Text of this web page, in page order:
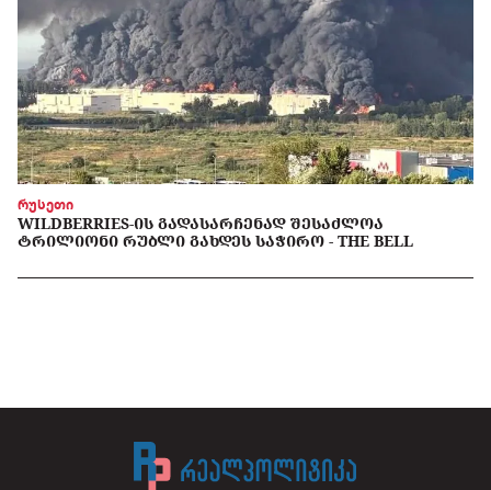
რუსეთი
WILDBERRIES-ᲘᲡ ᲒᲐᲓᲐᲡᲐᲠᲩᲔᲜᲐᲓ ᲨᲔᲡᲐᲫᲚᲝᲐ
ᲢᲠᲘᲚᲘᲝᲜᲘ ᲠᲣᲑᲚᲘ ᲒᲐᲮᲓᲔᲡ ᲡᲐᲭᲘᲠᲝ - THE BELL